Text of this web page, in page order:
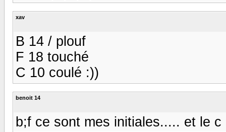
xav
B 14 / plouf
F 18 touché
C 10 coulé :))
benoit 14
b;f ce sont mes initiales..... et le